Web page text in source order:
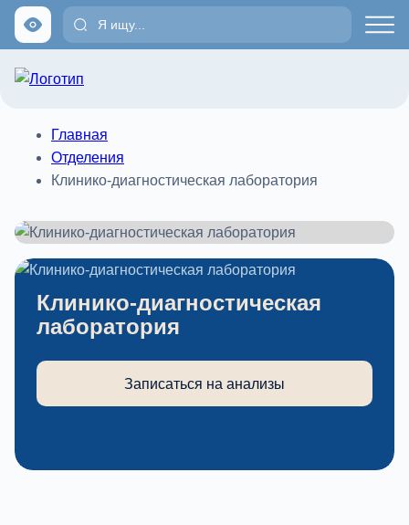
Главная
Отделения
Клинико-диагностическая лаборатория
Клинико-диагностическая
лаборатория
Записаться на анализы